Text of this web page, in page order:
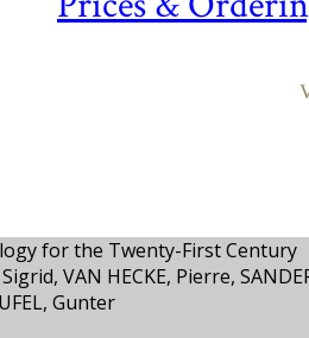
for the Twenty-First Century
VAN HECKE, Pierre,
Gunter